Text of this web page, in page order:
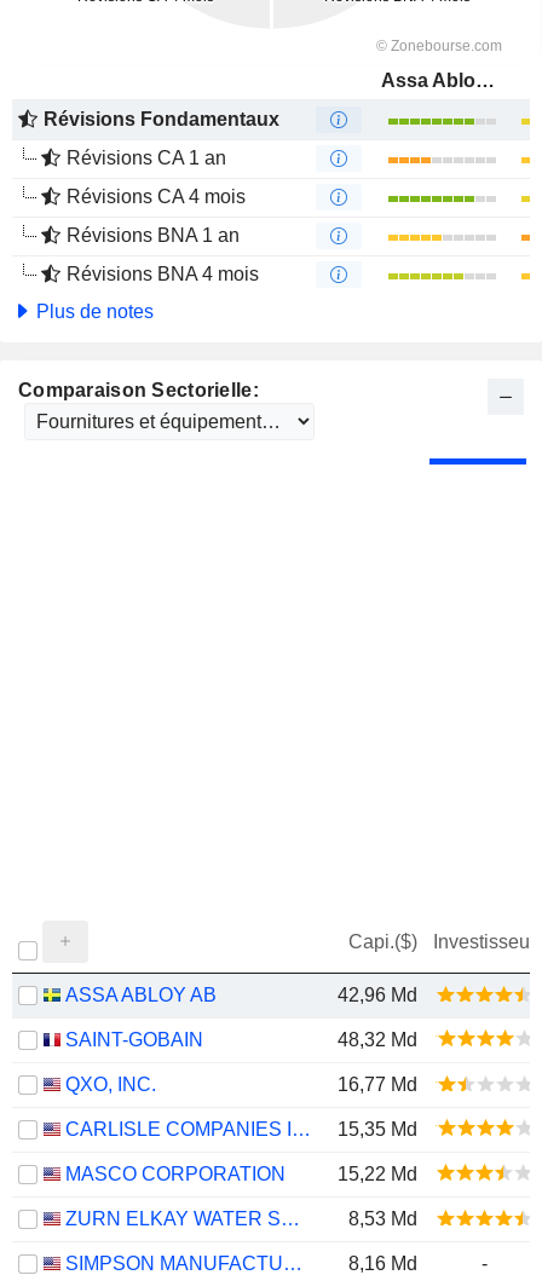
Assa Abloy AB
Révisions Fondamentaux
Révisions CA 1 an
Révisions CA 4 mois
Révisions BNA 1 an
Révisions BNA 4 mois
Plus de notes
Comparaison Sectorielle:
Capi.($) Investisseur
ASSA ABLOY AB 42,96 Md
SAINT-GOBAIN 48,32 Md
QXO, INC. 16,77 Md
CARLISLE COMPANIES INCORPORATED 15,35 Md
MASCO CORPORATION 15,22 Md
ZURN ELKAY WATER SOLUTIONS CORPORATION 8,53 Md
SIMPSON MANUFACTURING CO., INC. 8,16 Md -